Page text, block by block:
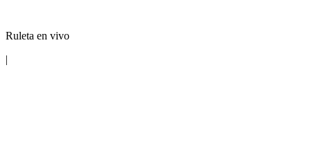
Ruleta en vivo
|